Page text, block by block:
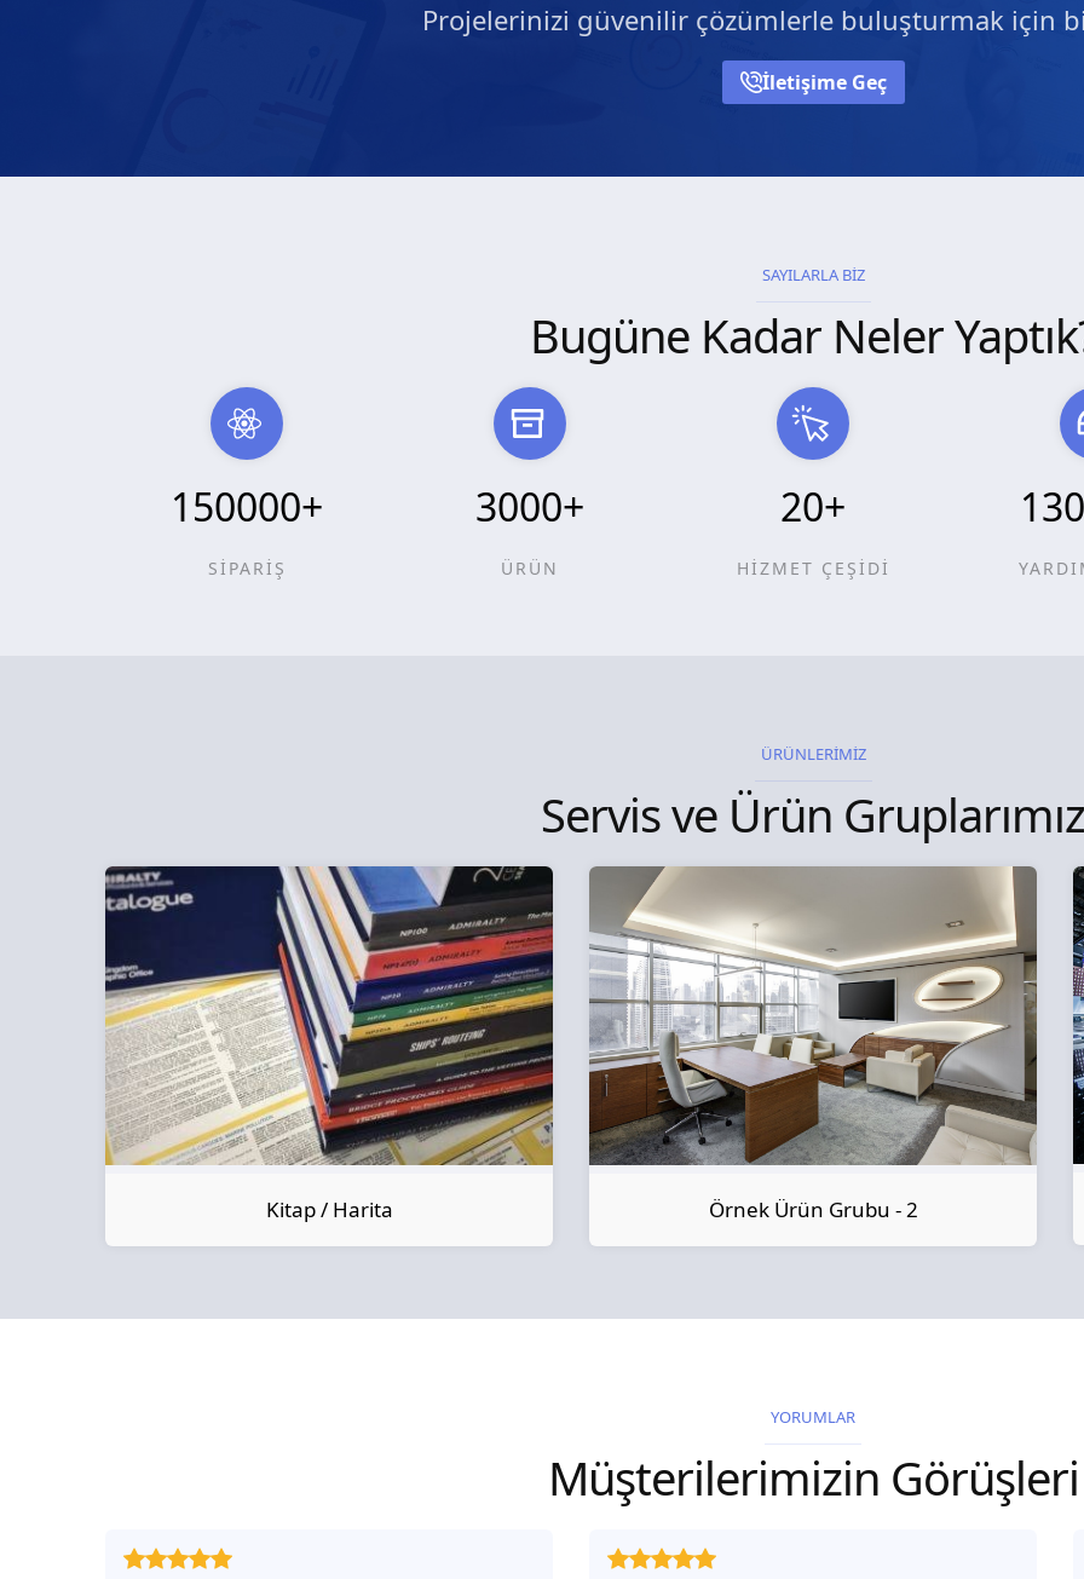
Projelerinizi güvenilir çözümlerle buluşturmak için
İletişime Geç
SAYILARLA BİZ
Bugüne Kadar Neler
150000+
SİPARİŞ
3000+
ÜRÜN
20+
HİZMET ÇEŞİDİ
ÜRÜNLERİMİZ
Servis ve Ürün Gruplarımız
Kitap / Harita Örnek Ürün Grubu - 2
YORUMLAR
Müşterilerimizin Görüşleri